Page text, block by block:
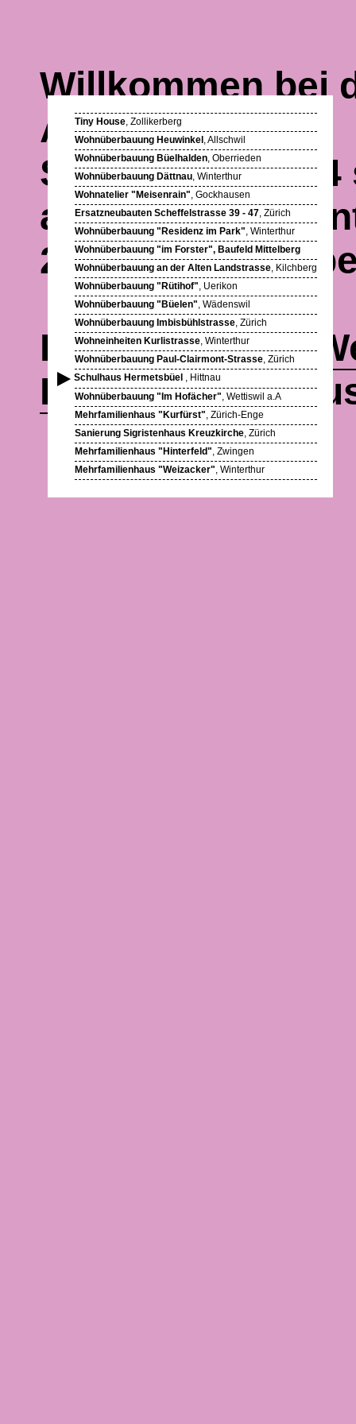
Tiny House, Zollikerberg
Wohnüberbauung Heuwinkel , Allschwil
Wohnüberbauung Büelhalden, Oberrieden
Wohnüberbauung Dättnau, Winterthur
Wohnatelier "Meisenrain", Gockhausen
Ersatzneubauten Scheffelstrasse 39 - 47, Zürich
Wohnüberbauung "Residenz im Park", Winterthur
Wohnüberbauung "im Forster", Baufeld Mittelberg
Wohnüberbauung an der Alten Landstrasse, Kilchberg
Wohnüberbauung "Rütihof", Uerikon
Wohnüberbauung "Büelen", Wädenswil
Wohnüberbauung Imbisbühlstrasse, Zürich
Wohneinheiten Kurlistrasse, Winterthur
Wohnüberbauung Paul-Clairmont-Strasse, Zürich
Schulhaus Hermetsbüel , Hittnau
Wohnüberbauung "Im Hofächer", Wettiswil a.A
Mehrfamilienhaus "Kurfürst", Zürich-Enge
Sanierung Sigristenhaus Kreuzkirche, Zürich
Mehrfamilienhaus "Hinterfeld", Zwingen
Mehrfamilienhaus "Weizacker", Winterthur
Willkommen bei
Architekten AG.
Seit Januar
altenStandort
260 10 10 oder
EinigeBauten,
Publikationen